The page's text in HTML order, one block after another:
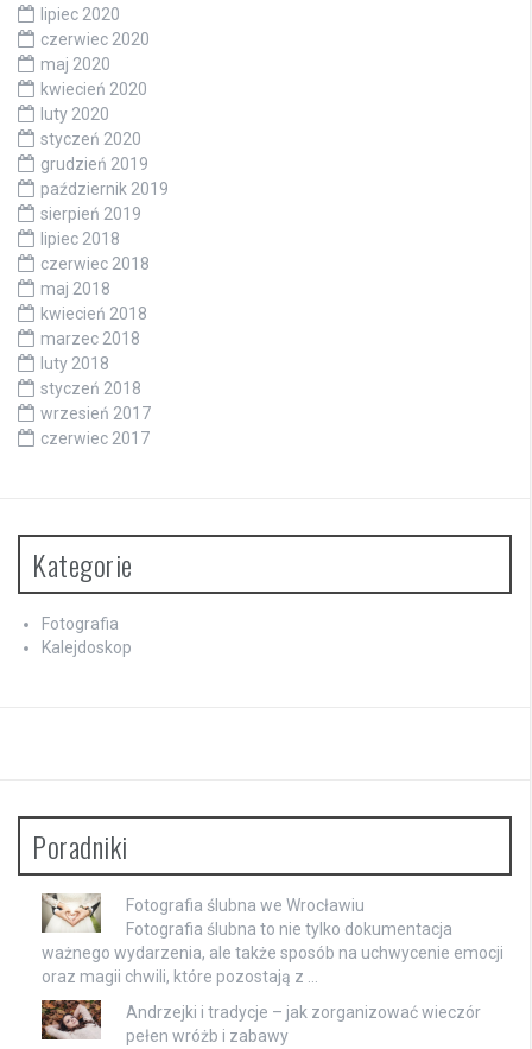
lipiec 2020
czerwiec 2020
maj 2020
kwiecień 2020
luty 2020
styczeń 2020
grudzień 2019
październik 2019
sierpień 2019
lipiec 2018
czerwiec 2018
maj 2018
kwiecień 2018
marzec 2018
luty 2018
styczeń 2018
wrzesień 2017
czerwiec 2017
Kategorie
Fotografia
Kalejdoskop
Poradniki
Fotografia ślubna we Wrocławiu
Fotografia ślubna to nie tylko dokumentacja
ważnego wydarzenia, ale także sposób na uchwycenie emocji
oraz magii chwili, które pozostają z …
Andrzejki i tradycje – jak zorganizować wieczór
pełen wróżb i zabawy